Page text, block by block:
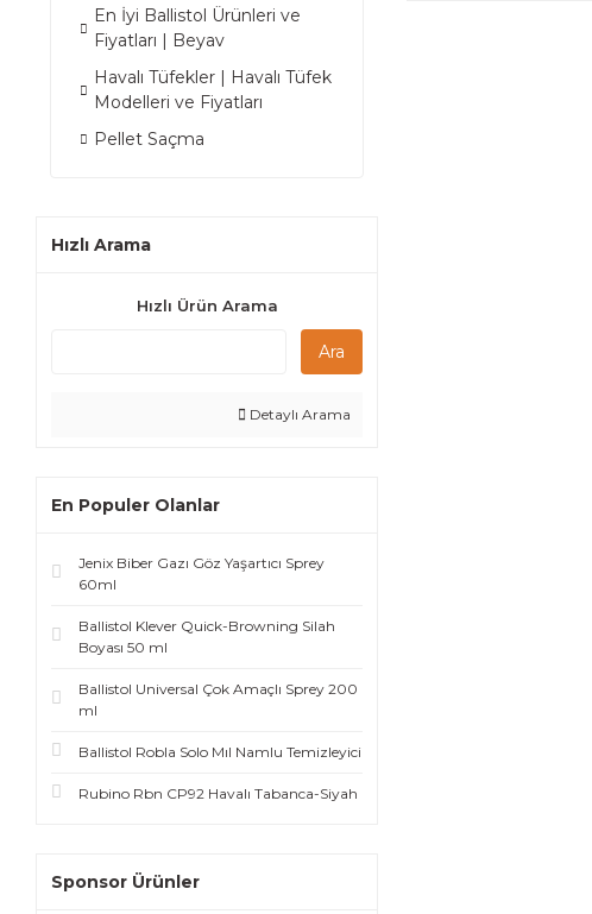
En İyi Ballistol Ürünleri ve
Fiyatları | Beyav
Havalı Tüfekler | Havalı Tüfek
Modelleri ve Fiyatları
Pellet Saçma
Hızlı Arama
Hızlı Ürün Arama
Ara
Detaylı Arama
En Populer Olanlar
Jenix Biber Gazı Göz Yaşartıcı Sprey
60ml
Ballistol Klever Quick-Browning Silah
Boyası 50 ml
Ballistol Universal Çok Amaçlı Sprey 200
ml
Ballistol Robla Solo Mıl Namlu Temizleyici
Rubino Rbn CP92 Havalı Tabanca-Siyah
Sponsor Ürünler